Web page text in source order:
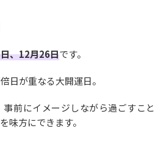
、12月26日です。
日が重なる大開運日。
前にイメージしながら過ごすこと
味方にできます。